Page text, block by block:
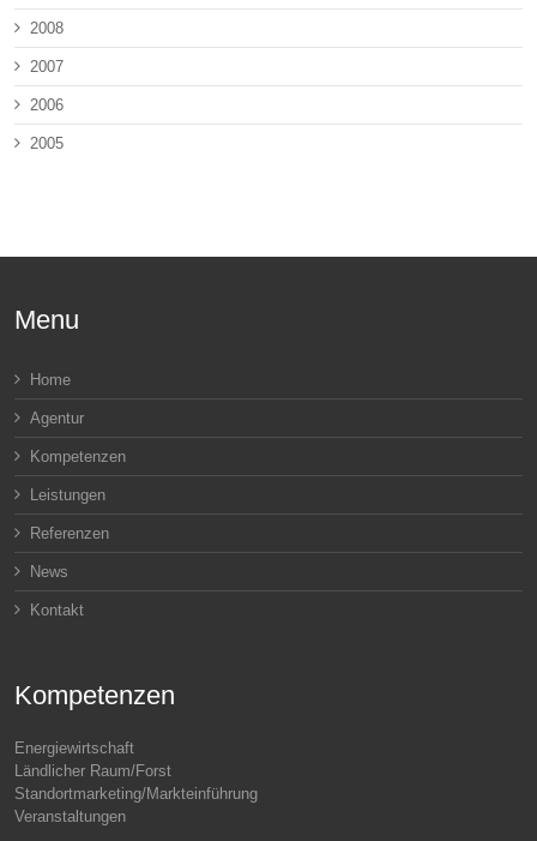
2008
2007
2006
2005
Menu
Home
Agentur
Kompetenzen
Leistungen
Referenzen
News
Kontakt
Kompetenzen
Energiewirtschaft
Ländlicher Raum/Forst
Standortmarketing/Markteinführung
Veranstaltungen